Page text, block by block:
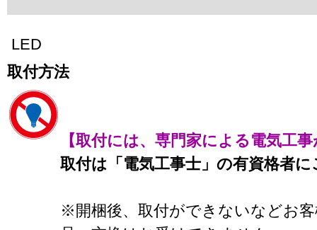
LED
取付方法
【取付には、専門家による電気工
取付は「電気工事士」の有資格者
※開梱後、取付ができないなどお